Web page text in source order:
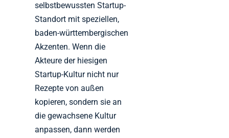
selbstbewussten Startup-
Standort mit speziellen,
baden-württembergischen
Akzenten. Wenn die
Akteure der hiesigen
Startup-Kultur nicht nur
Rezepte von außen
kopieren, sondern sie an
die gewachsene Kultur
anpassen, dann werden